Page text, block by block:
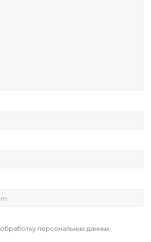
обработку персональных данных